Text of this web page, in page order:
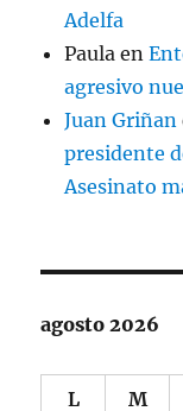
Adelfa
Paula en
agresivo
Juan Griñan
presidente
Asesinato
agosto 2026
L M